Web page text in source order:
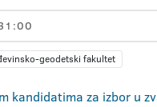
geodetski fakultet
kandidatima za izbor u